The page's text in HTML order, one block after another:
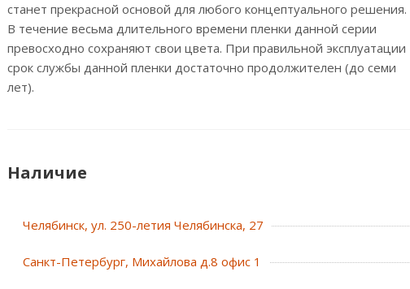
станет прекрасной основой для любого концептуального решения.
В течение весьма длительного времени пленки данной серии
превосходно сохраняют свои цвета. При правильной эксплуатации
срок службы данной пленки достаточно продолжителен (до семи
лет).
Наличие
Челябинск, ул. 250-летия Челябинска, 27
Санкт-Петербург, Михайлова д.8 офис 1